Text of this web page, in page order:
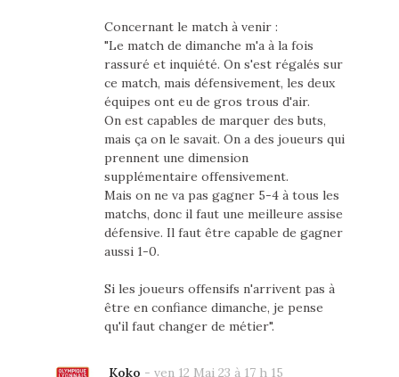
Concernant le match à venir :
"Le match de dimanche m'a à la fois
rassuré et inquiété. On s'est régalés sur
ce match, mais défensivement, les deux
équipes ont eu de gros trous d'air.
On est capables de marquer des buts,
mais ça on le savait. On a des joueurs qui
prennent une dimension
supplémentaire offensivement.
Mais on ne va pas gagner 5-4 à tous les
matchs, donc il faut une meilleure assise
défensive. Il faut être capable de gagner
aussi 1-0.
Si les joueurs offensifs n'arrivent pas à
être en confiance dimanche, je pense
qu'il faut changer de métier".
Koko - ven 12 Mai 23 à 17 h 15